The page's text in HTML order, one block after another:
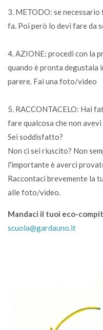
3. METODO: se
fa. Poi però lo devi fare da
4. AZIONE: procedi con la
quando è pronta degustala
parere. Fai una foto/video
5. RACCONTACELO: Hai
fare qualcosa che non
Sei soddisfatto?
Non ci sei riuscito? Non
l'importante è averci
Raccontaci brevemente la
alle foto/video.
Mandaci il tuoi eco-
scuola@gardauno.it